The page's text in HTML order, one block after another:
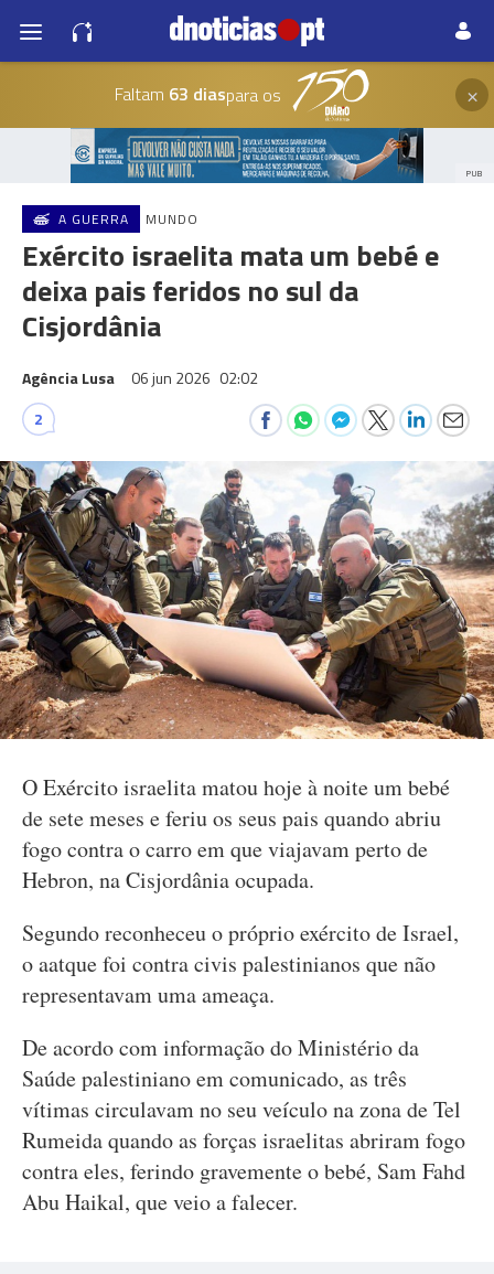
Faltam 63 diaspara os ×
PUB
A GUERRA MUNDO
Exército israelita mata um bebé e
deixa pais feridos no sul da
Cisjordânia
Agência Lusa 06 jun 2026 02:02
2
O Exército israelita matou hoje à noite um bebé
de sete meses e feriu os seus pais quando abriu
fogo contra o carro em que viajavam perto de
Hebron, na Cisjordânia ocupada.
Segundo reconheceu o próprio exército de Israel,
o aatque foi contra civis palestinianos que não
representavam uma ameaça.
De acordo com informação do Ministério da
Saúde palestiniano em comunicado, as três
vítimas circulavam no seu veículo na zona de Tel
Rumeida quando as forças israelitas abriram fogo
contra eles, ferindo gravemente o bebé, Sam Fahd
Abu Haikal, que veio a falecer.